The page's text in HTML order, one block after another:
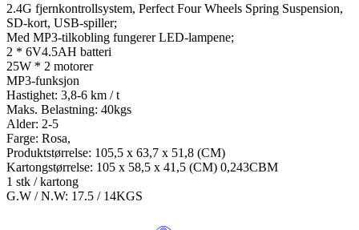
2.4G fjernkontrollsystem, Perfect Four Wheels Spring Suspension,
SD-kort, USB-spiller;
Med MP3-tilkobling fungerer LED-lampene;
2 * 6V4.5AH batteri
25W * 2 motorer
MP3-funksjon
Hastighet: 3,8-6 km / t
Maks. Belastning: 40kgs
Alder: 2-5
Farge: Rosa,
Produktstørrelse: 105,5 x 63,7 x 51,8 (CM)
Kartongstørrelse: 105 x 58,5 x 41,5 (CM) 0,243CBM
1 stk / kartong
G.W / N.W: 17.5 / 14KGS